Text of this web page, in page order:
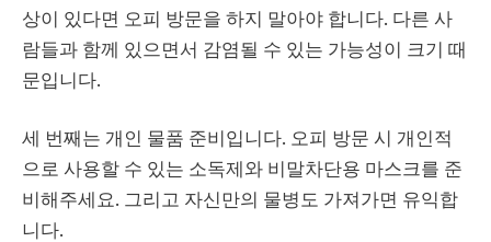
상이 있다면 오피 방문을 하지 말아야 합니다. 다른 사
람들과 함께 있으면서 감염될 수 있는 가능성이 크기 때
문입니다.
세 번째는 개인 물품 준비입니다. 오피 방문 시 개인적
으로 사용할 수 있는 소독제와 비말차단용 마스크를 준
비해주세요. 그리고 자신만의 물병도 가져가면 유익합
니다.